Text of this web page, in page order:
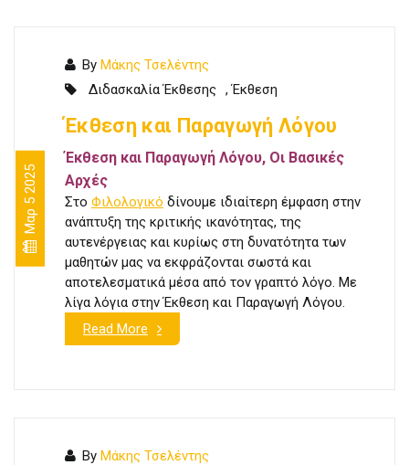
Μαρ 5 2025
By Μάκης Τσελέντης
Διδασκαλία Έκθεσης ,Έκθεση
Έκθεση και Παραγωγή Λόγου
Έκθεση και Παραγωγή Λόγου, Οι Βασικές
Αρχές
Στο Φιλολογικό δίνουμε ιδιαίτερη έμφαση στην
ανάπτυξη της κριτικής ικανότητας, της
αυτενέργειας και κυρίως στη δυνατότητα των
μαθητών μας να εκφράζονται σωστά και
αποτελεσματικά μέσα από τον γραπτό λόγο. Με
λίγα λόγια στην Έκθεση και Παραγωγή Λόγου.
Read More
By Μάκης Τσελέντης